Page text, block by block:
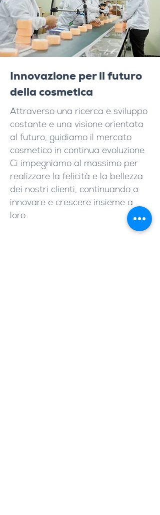
Innovazione per il futuro
della cosmetica
Attraverso una ricerca e sviluppo
costante e una visione orientata
al futuro, guidiamo il mercato
cosmetico in continua evoluzione.
Ci impegniamo al massimo per
realizzare la felicità e la bellezza
dei nostri clienti, continuando a
innovare e crescere insieme a
loro.